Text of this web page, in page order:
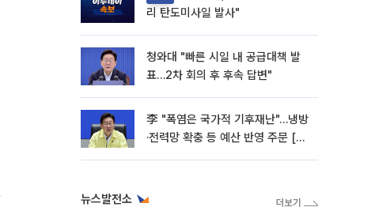
리 탄도미사일 발사"
청와대 "빠른 시일 내 공급대책 발
표…2차 회의 후 후속 답변"
李 "폭염은 국가적 기후재난"…냉방
·전력망 확충 등 예산 반영 주문 [종
뉴스발전소